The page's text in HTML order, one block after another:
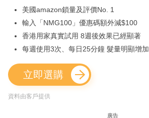
美國amazon鎖量及評價No. 1
輸入「NMG100」優惠碼額外減$100
香港用家真實試用 8週後效果已經顯著
每週使用3次、每日25分鐘 髮量明顯增加
立即選購
資料由客戶提供
廣告